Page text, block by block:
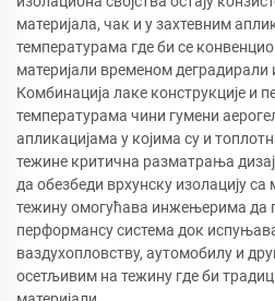
материјала, чак и у захтевним
температурама где би се
материјали временом деградирали
Комбинација лаке конструкције и
температурама чини гумени
апликацијама у којима су и
тежине критична разматрања
да обезбеди врхунску изолацију
тежину омогућава инжењерима да
перформансу система док
ваздухопловству, аутомобилу и
осетљивим на тежину где би